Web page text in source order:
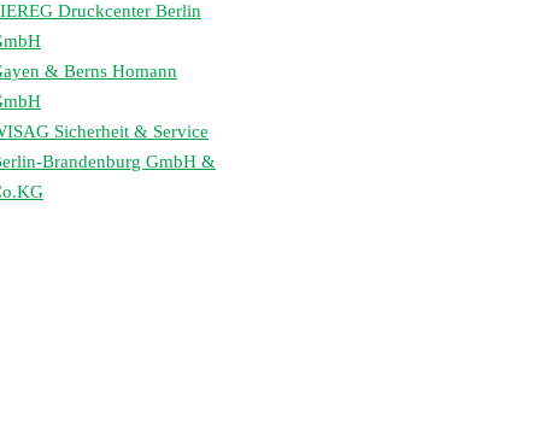
Druckcenter Berlin
& Berns Homann
Sicherheit & Service
Brandenburg GmbH &